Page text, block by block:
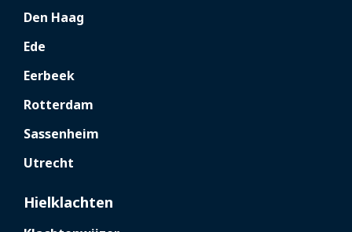
Den Haag
Ede
Eerbeek
Rotterdam
Sassenheim
Utrecht
Hielklachten